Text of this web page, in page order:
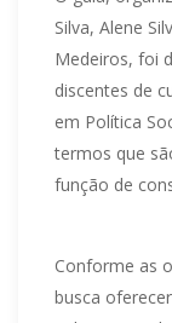
Silva, Alene
Medeiros, foi
discentes de
em Política
termos que
função de
Conforme as
busca